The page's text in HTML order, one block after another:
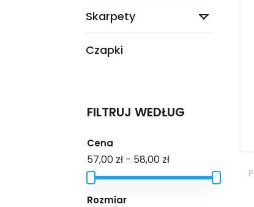
Skarpety 
Czapki
FILTRUJ WEDŁUG
Cena
57,00 zł - 58,00 zł
Rozmiar